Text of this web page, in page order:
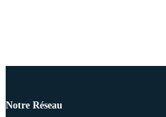
Notre Réseau